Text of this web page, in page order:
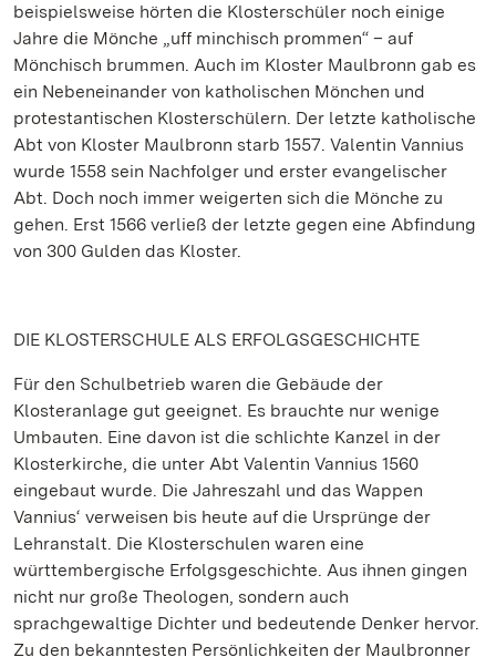
beispielsweise hörten die Klosterschüler noch einige
Jahre die Mönche „uff minchisch prommen“ – auf
Mönchisch brummen. Auch im Kloster Maulbronn gab es
ein Nebeneinander von katholischen Mönchen und
protestantischen Klosterschülern. Der letzte katholische
Abt von Kloster Maulbronn starb 1557. Valentin Vannius
wurde 1558 sein Nachfolger und erster evangelischer
Abt. Doch noch immer weigerten sich die Mönche zu
gehen. Erst 1566 verließ der letzte gegen eine Abfindung
von 300 Gulden das Kloster.
DIE KLOSTERSCHULE ALS ERFOLGSGESCHICHTE
Für den Schulbetrieb waren die Gebäude der
Klosteranlage gut geeignet. Es brauchte nur wenige
Umbauten. Eine davon ist die schlichte Kanzel in der
Klosterkirche, die unter Abt Valentin Vannius 1560
eingebaut wurde. Die Jahreszahl und das Wappen
Vannius‘ verweisen bis heute auf die Ursprünge der
Lehranstalt. Die Klosterschulen waren eine
württembergische Erfolgsgeschichte. Aus ihnen gingen
nicht nur große Theologen, sondern auch
sprachgewaltige Dichter und bedeutende Denker hervor.
Zu den bekanntesten Persönlichkeiten der Maulbronner